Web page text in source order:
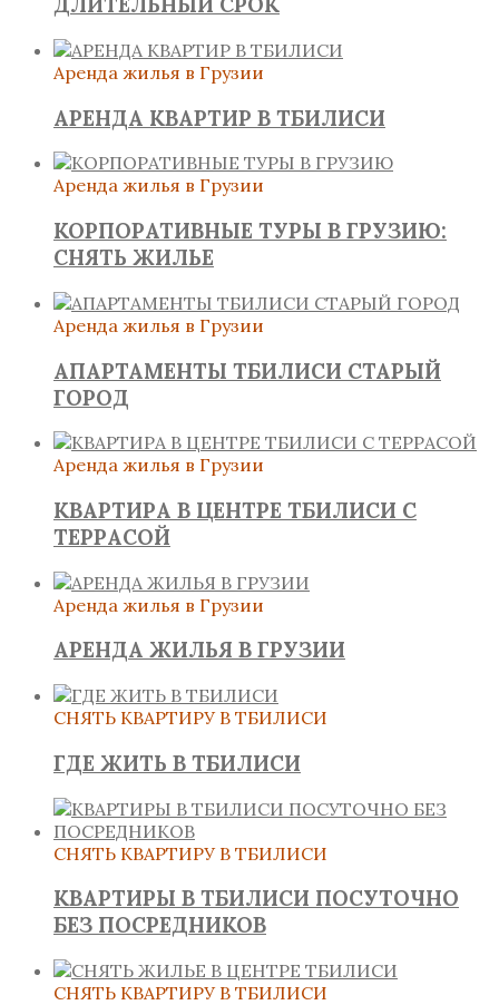
Аренда жилья в Грузии
АРЕНДА КВАРТИР В ТБИЛИСИ
Аренда жилья в Грузии
КОРПОРАТИВНЫЕ ТУРЫ В ГРУЗИЮ:
СНЯТЬ ЖИЛЬЕ
Аренда жилья в Грузии
АПАРТАМЕНТЫ ТБИЛИСИ СТАРЫЙ
ГОРОД
Аренда жилья в Грузии
КВАРТИРА В ЦЕНТРЕ ТБИЛИСИ С
ТЕРРАСОЙ
Аренда жилья в Грузии
АРЕНДА ЖИЛЬЯ В ГРУЗИИ
СНЯТЬ КВАРТИРУ В ТБИЛИСИ
ГДЕ ЖИТЬ В ТБИЛИСИ
СНЯТЬ КВАРТИРУ В ТБИЛИСИ
КВАРТИРЫ В ТБИЛИСИ ПОСУТОЧНО
БЕЗ ПОСРЕДНИКОВ
СНЯТЬ КВАРТИРУ В ТБИЛИСИ